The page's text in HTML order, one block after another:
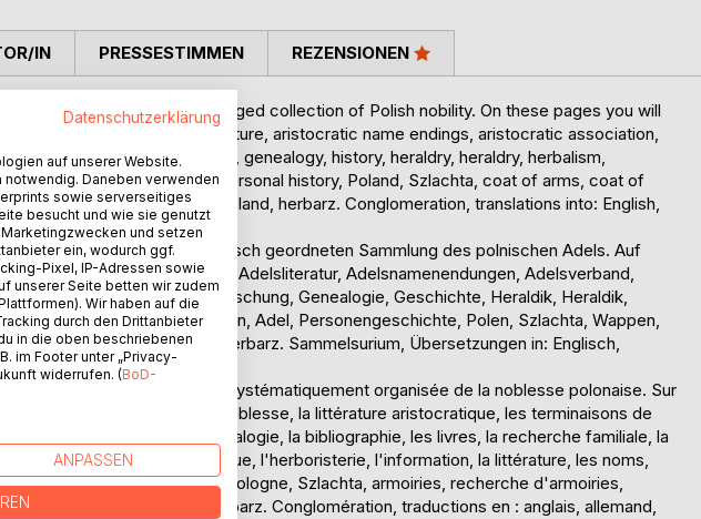
systematically arranged collection of Polish nobility. On these pages you will
nobility, aristocratic literature, aristocratic name endings, aristocratic association,
family research, research, genealogy, history, heraldry, heraldry, herbalism,
aristocratic files, nobility, personal history, Poland, Szlachta, coat of arms, coat of
literature, nobility, knights, Poland, herbarz. Conglomeration, translations into: English,
ungeordneten, systematisch geordneten Sammlung des polnischen Adels. Auf
über: Abstammung, Adel, Adelsliteratur, Adelsnamenendungen, Adelsverband,
Familienforschung, Forschung, Genealogie, Geschichte, Heraldik, Heraldik,
, Literatur, Namen, Adelsakten, Adel, Personengeschichte, Polen, Szlachta, Wappen,
Adel, Ritter, Polen, Herbarz. Sammelsurium, Übersetzungen in: Englisch,
collection désordonnée et systématiquement organisée de la noblesse polonaise. Sur
tout sur : l'ascendance, la noblesse, la littérature aristocratique, les terminaisons de
aristocratique, la généalogie, la bibliographie, les livres, la recherche familiale, la
l'héraldique, l'heraldique, l'herboristerie, l'information, la littérature, les noms,
histoire personnelle, Pologne, Szlachta, armoiries, recherche d'armoiries,
chevaliers, Pologne, herbarz. Conglomération, traductions en : anglais, allemand,
IN PRESSESTIMMEN REZENSIONEN
Datenschutzerklärung
auf unserer Website.
Daneben verwenden
sowie serverseitiges
besucht und wie sie genutzt
und setzen
ein, wodurch ggf.
Pixel, IP-Adressen sowie
unserer Seite betten wir zudem
Wir haben auf die
durch den Drittanbieter
in die oben beschriebenen
im Footer unter „Privacy-
widerrufen. (BoD-
ANPASSEN